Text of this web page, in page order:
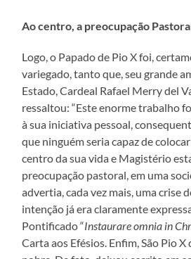
Ao centro, a preocupação
Logo, o Papado de Pio X foi,
variegado, tanto que, seu grande
Estado, Cardeal Rafael Merry del
ressaltou: “Este enorme trabalho
à sua iniciativa pessoal,
que ninguém seria capaz de
centro da sua vida e Magistério
preocupação pastoral, em uma
advertia, cada vez mais, uma crise
intenção já era claramente
Pontificado “Instaurare omnia in
Carta aos Efésios. Enfim, São Pio